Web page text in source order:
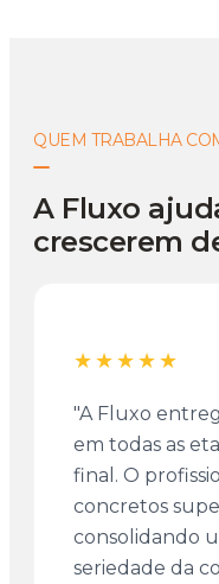
QUEM TRABALHA
A Fluxo
crescerem
★★★★★
"A Fluxo
em todas as
final. O
concretos
consolidando
seriedade da